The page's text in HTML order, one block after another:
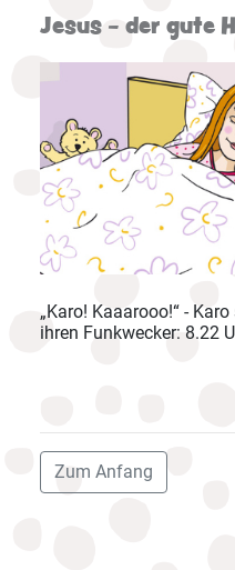
Jesus - der gute
„Karo! Kaaarooo!“ -
ihren Funkwecker: 8.22
Zum Anfang